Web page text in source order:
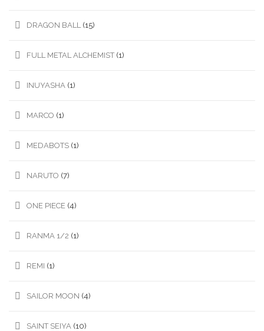
DRAGON BALL (15)
FULL METAL ALCHEMIST (1)
INUYASHA (1)
MARCO (1)
MEDABOTS (1)
NARUTO (7)
ONE PIECE (4)
RANMA 1/2 (1)
REMI (1)
SAILOR MOON (4)
SAINT SEIYA (10)